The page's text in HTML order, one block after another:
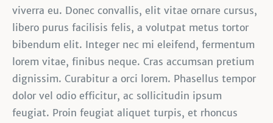
viverra eu. Donec convallis, elit vitae ornare cursus,
libero purus facilisis felis, a volutpat metus tortor
bibendum elit. Integer nec mi eleifend, fermentum
lorem vitae, finibus neque. Cras accumsan pretium
dignissim. Curabitur a orci lorem. Phasellus tempor
dolor vel odio efficitur, ac sollicitudin ipsum
feugiat. Proin feugiat aliquet turpis, et rhoncus